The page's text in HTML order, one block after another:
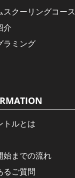
スクーリングコース
介
ラミング
トルとは
始までの流れ
るご質問